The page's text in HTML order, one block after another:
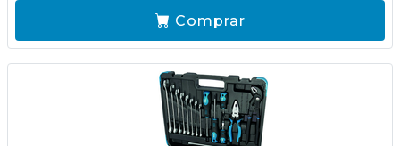
Comprar